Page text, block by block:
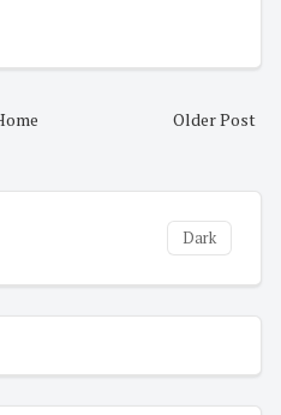
Older Post
Dark